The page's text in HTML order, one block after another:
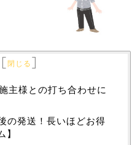
[閉じる ]
主様との打ち合わせに
の発送！長いほどお得